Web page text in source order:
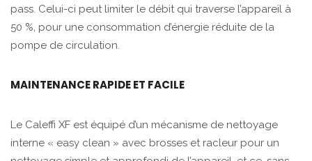
pass. Celui-ci peut limiter le débit qui traverse l’appareil à
50 %, pour une consommation d’énergie réduite de la
pompe de circulation.
MAINTENANCE RAPIDE ET FACILE
Le Caleffi XF est équipé d’un mécanisme de nettoyage
interne « easy clean » avec brosses et racleur pour un